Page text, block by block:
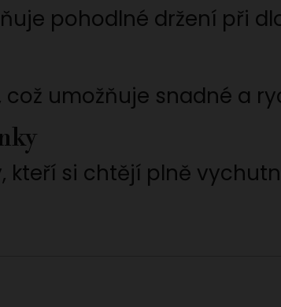
pohodlné držení při
umožňuje snadné a
kteří si chtějí plně